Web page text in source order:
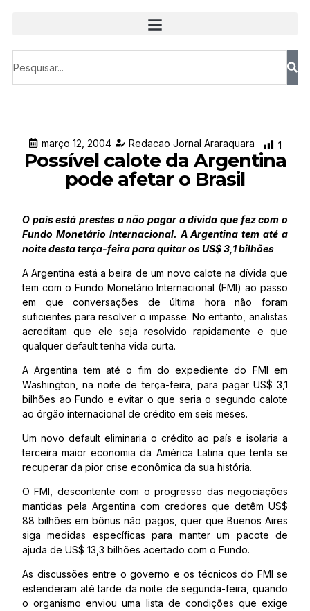
março 12, 2004 Redacao Jornal Araraquara 1
Possível calote da Argentina
pode afetar o Brasil
O país está prestes a não pagar a dívida que fez com o
Fundo Monetário Internacional. A Argentina tem até a
noite desta terça-feira para quitar os US$ 3,1 bilhões
A Argentina está a beira de um novo calote na dívida que
tem com o Fundo Monetário Internacional (FMI) ao passo
em que conversações de última hora não foram
suficientes para resolver o impasse. No entanto, analistas
acreditam que ele seja resolvido rapidamente e que
qualquer default tenha vida curta.
A Argentina tem até o fim do expediente do FMI em
Washington, na noite de terça-feira, para pagar US$ 3,1
bilhões ao Fundo e evitar o que seria o segundo calote
ao órgão internacional de crédito em seis meses.
Um novo default eliminaria o crédito ao país e isolaria a
terceira maior economia da América Latina que tenta se
recuperar da pior crise econômica da sua história.
O FMI, descontente com o progresso das negociações
mantidas pela Argentina com credores que detêm US$
88 bilhões em bônus não pagos, quer que Buenos Aires
siga medidas específicas para manter um pacote de
ajuda de US$ 13,3 bilhões acertado com o Fundo.
As discussões entre o governo e os técnicos do FMI se
estenderam até tarde da noite de segunda-feira, quando
o organismo enviou uma lista de condições que exige